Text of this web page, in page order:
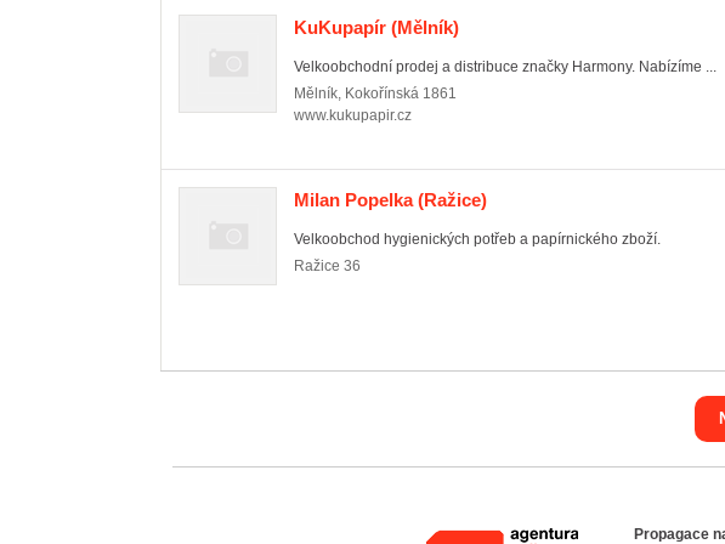
KuKupapír (Mělník)
Velkoobchodní prodej a distribuce značky Harmony. Nabízíme ...
Mělník, Kokořínská 1861
www.kukupapir.cz
Milan Popelka(Ražice)
Velkoobchod hygienických potřeb a papírnického zboží.
Ražice 36
Agentura Najisto
Propagace